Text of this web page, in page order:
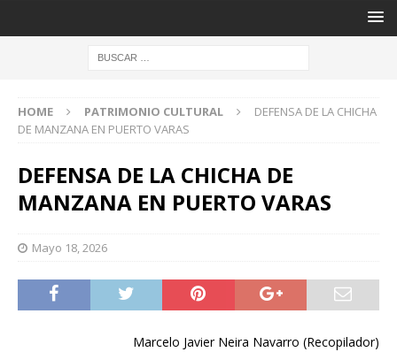
HOME PATRIMONIO CULTURAL
DEFENSA DE LA CHICHA
DE MANZANA EN PUERTO VARAS
DEFENSA DE LA CHICHA DE
MANZANA EN PUERTO VARAS
Mayo 18, 2026
Marcelo Javier Neira Navarro (Recopilador)